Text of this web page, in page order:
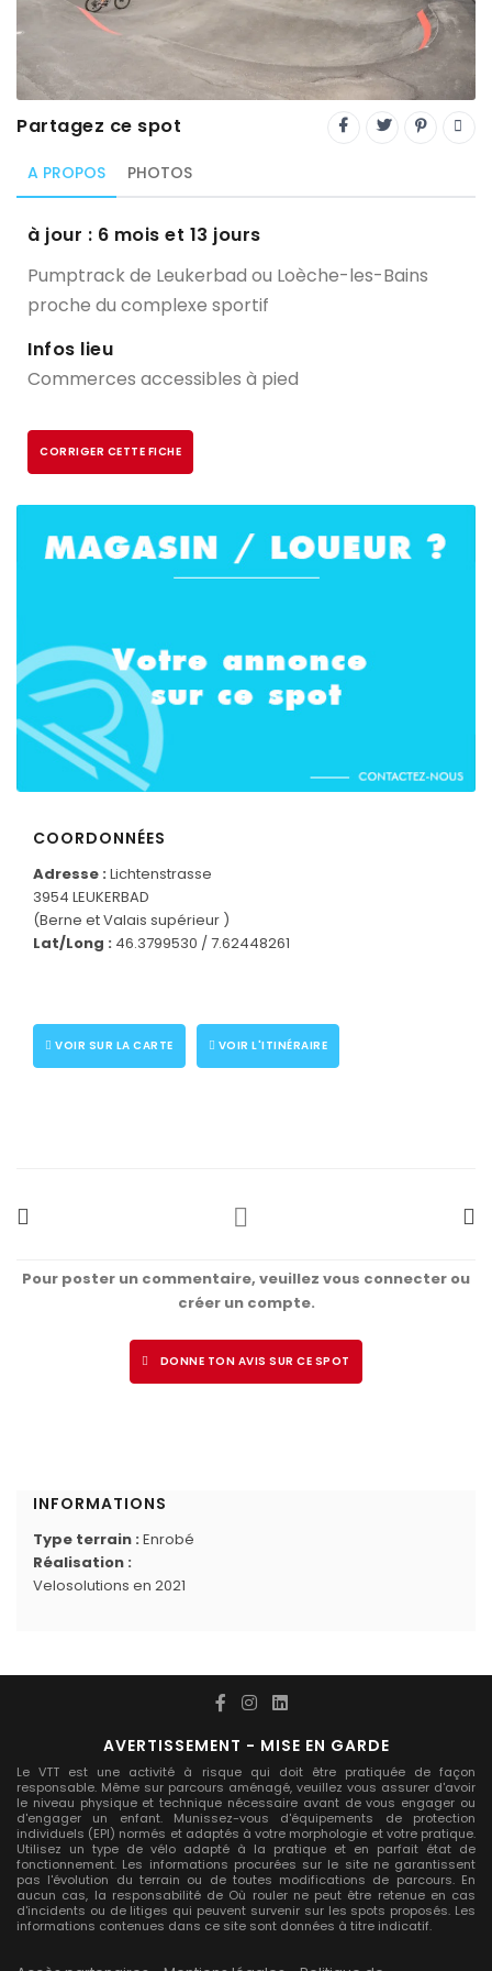
CONNECTEZ-VOUS
Trial
XC Rando - VTTAE
XCO
Constructeurs-Shapers
Derniers commentaires
Partagez ce spot
A PROPOS PHOTOS
à jour : 6 mois et 13 jours
Pumptrack de Leukerbad ou Loèche-les-Bains
proche du complexe sportif
Infos lieu
Commerces accessibles à pied
CORRIGER CETTE FICHE
COORDONNÉES
Adresse : Lichtenstrasse
3954 LEUKERBAD
(Berne et Valais supérieur )
Lat/Long : 46.3799530 / 7.62448261
VOIR SUR LA CARTE VOIR L'ITINÉRAIRE
Pour poster un commentaire, veuillez vous connecter ou
créer un compte.
DONNE TON AVIS SUR CE SPOT
INFORMATIONS
Type terrain : Enrobé
Réalisation :
Velosolutions en 2021
AVERTISSEMENT - MISE EN GARDE
Le VTT est une activité à risque qui doit être pratiquée de façon
responsable. Même sur parcours aménagé, veuillez vous assurer d'avoir
le niveau physique et technique nécessaire avant de vous engager ou
d'engager un enfant. Munissez-vous d'équipements de protection
individuels (EPI) normés et adaptés à votre morphologie et votre pratique.
Utilisez un type de vélo adapté à la pratique et en parfait état de
fonctionnement. Les informations procurées sur le site ne garantissent
pas l'évolution du terrain ou de toutes modifications de parcours. En
aucun cas, la responsabilité de Où rouler ne peut être retenue en cas
d'incidents ou de litiges qui peuvent survenir sur les spots proposés. Les
informations contenues dans ce site sont données à titre indicatif.